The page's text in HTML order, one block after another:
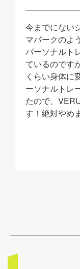
今までにない
マパークのよ
パーソナルト
ているのです
くらい身体に
ーソナルトレ
たので、
す！絶対やめ